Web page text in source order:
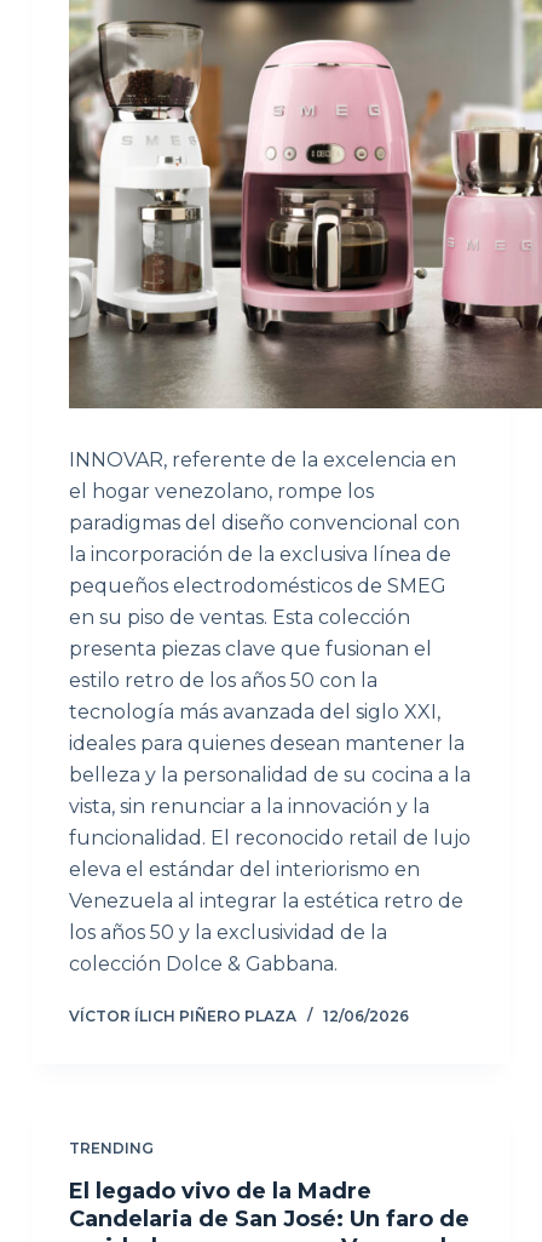
INNOVAR, referente de la excelencia en
el hogar venezolano, rompe los
paradigmas del diseño convencional con
la incorporación de la exclusiva línea de
pequeños electrodomésticos de SMEG
en su piso de ventas. Esta colección
presenta piezas clave que fusionan el
estilo retro de los años 50 con la
tecnología más avanzada del siglo XXI,
ideales para quienes desean mantener la
belleza y la personalidad de su cocina a la
vista, sin renunciar a la innovación y la
funcionalidad. El reconocido retail de lujo
eleva el estándar del interiorismo en
Venezuela al integrar la estética retro de
los años 50 y la exclusividad de la
colección Dolce & Gabbana.
VÍCTOR ÍLICH PIÑERO PLAZA 12/06/2026
TRENDING
El legado vivo de la Madre
Candelaria de San José: Un faro de